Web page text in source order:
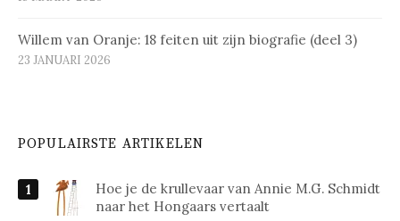
Willem van Oranje: 18 feiten uit zijn biografie (deel 3)
23 JANUARI 2026
POPULAIRSTE ARTIKELEN
Hoe je de krullevaar van Annie M.G. Schmidt
naar het Hongaars vertaalt